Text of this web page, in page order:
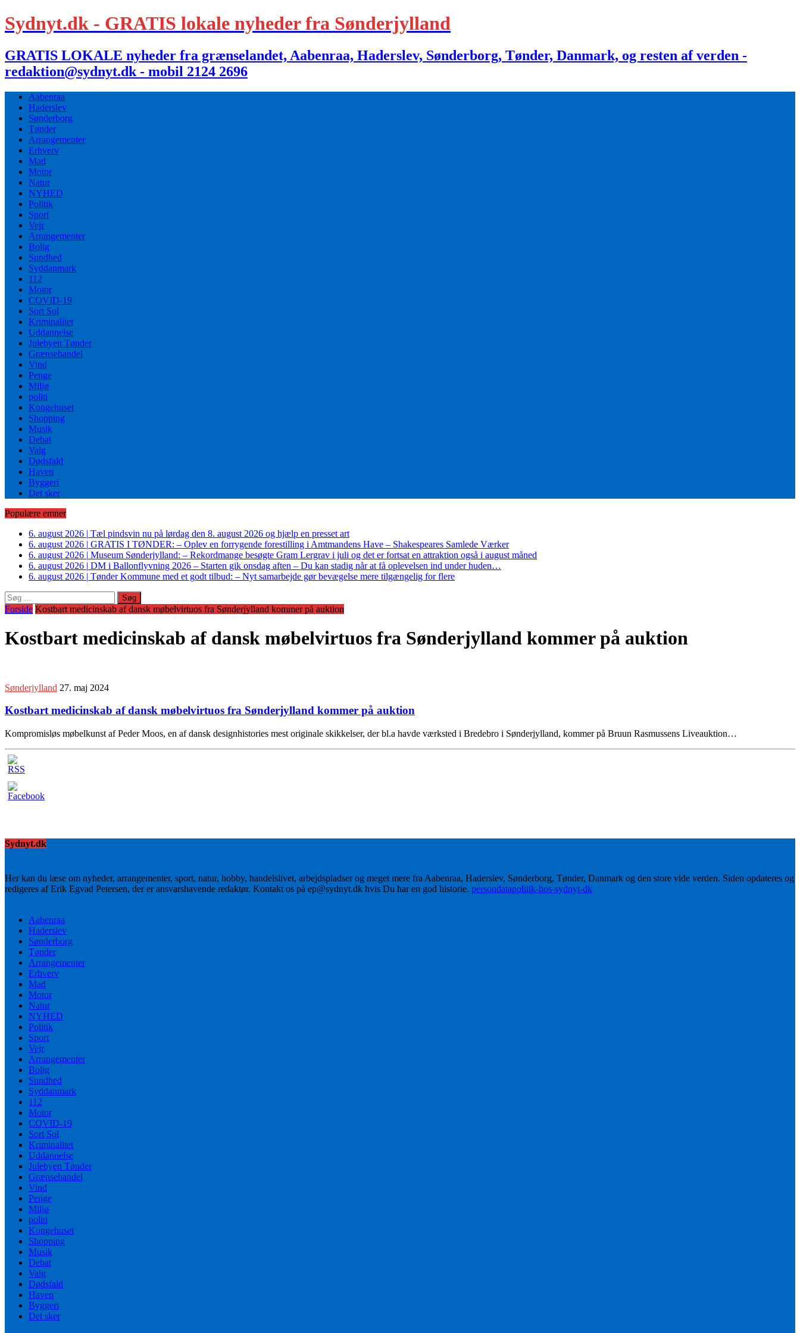
Sydnyt.dk - GRATIS lokale nyheder fra Sønderjylland
GRATIS LOKALE nyheder fra grænselandet, Aabenraa, Haderslev, Sønderborg, Tønder, Danmark, og resten af verden -
redaktion@sydnyt.dk - mobil 2124 2696
Aabenraa
Haderslev
Sønderborg
Tønder
Arrangementer
Erhverv
Mad
Motor
Natur
NYHED
Politik
Sport
Vejr
Arrangementer
Bolig
Sundhed
Syddanmark
112
Motor
COVID-19
Sort Sol
Kriminalitet
Uddannelse
Julebyen Tønder
Grænsehandel
Vind
Penge
Miljø
politi
Kongehuset
Shopping
Musik
Debat
Valg
Dødsfald
Haven
Byggeri
Det sker
Populære emner
6. august 2026 | Tæl pindsvin nu på lørdag den 8. august 2026 og hjælp en presset art
6. august 2026 | GRATIS I TØNDER: – Oplev en forrygende forestilling i Amtmandens Have – Shakespeares Samlede Værker
6. august 2026 | Museum Sønderjylland: – Rekordmange besøgte Gram Lergrav i juli og det er fortsat en attraktion også i august måned
6. august 2026 | DM i Ballonflyvning 2026 – Starten gik onsdag aften – Du kan stadig når at få oplevelsen ind under huden…
6. august 2026 | Tønder Kommune med et godt tilbud: – Nyt samarbejde gør bevægelse mere tilgængelig for flere
Søg
efter:
Forside Kostbart medicinskab af dansk møbelvirtuos fra Sønderjylland kommer på auktion
Kostbart medicinskab af dansk møbelvirtuos fra Sønderjylland kommer på auktion
Sønderjylland 27. maj 2024
Kostbart medicinskab af dansk møbelvirtuos fra Sønderjylland kommer på auktion
Kompromisløs møbelkunst af Peder Moos, en af dansk designhistories mest originale skikkelser, der bl.a havde værksted i Bredebro i Sønderjylland, kommer på Bruun Rasmussens Liveauktion…
Sydnyt.dk
Her kan du læse om nyheder, arrangementer, sport, natur, hobby, handelslivet, arbejdspladser og meget mere fra Aabenraa, Haderslev, Sønderborg, Tønder, Danmark og den store vide verden. Siden opdateres og
redigeres af Erik Egvad Petersen, der er ansvarshavende redaktør. Kontakt os på ep@sydnyt.dk hvis Du har en god historie. persondatapolitik-hos-sydnyt-dk
Aabenraa
Haderslev
Sønderborg
Tønder
Arrangementer
Erhverv
Mad
Motor
Natur
NYHED
Politik
Sport
Vejr
Arrangementer
Bolig
Sundhed
Syddanmark
112
Motor
COVID-19
Sort Sol
Kriminalitet
Uddannelse
Julebyen Tønder
Grænsehandel
Vind
Penge
Miljø
politi
Kongehuset
Shopping
Musik
Debat
Valg
Dødsfald
Haven
Byggeri
Det sker